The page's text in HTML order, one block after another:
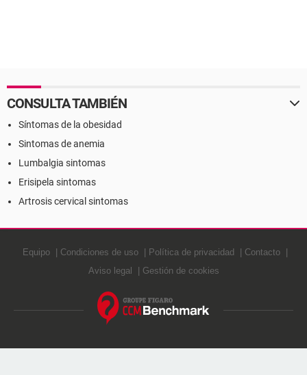
CONSULTA TAMBIÉN
Síntomas de la obesidad
Sintomas de anemia
Lumbalgia sintomas
Erisipela sintomas
Artrosis cervical sintomas
Equipo Condiciones de uso Política de privacidad
Contacto
Aviso legal
Gestión de cookies